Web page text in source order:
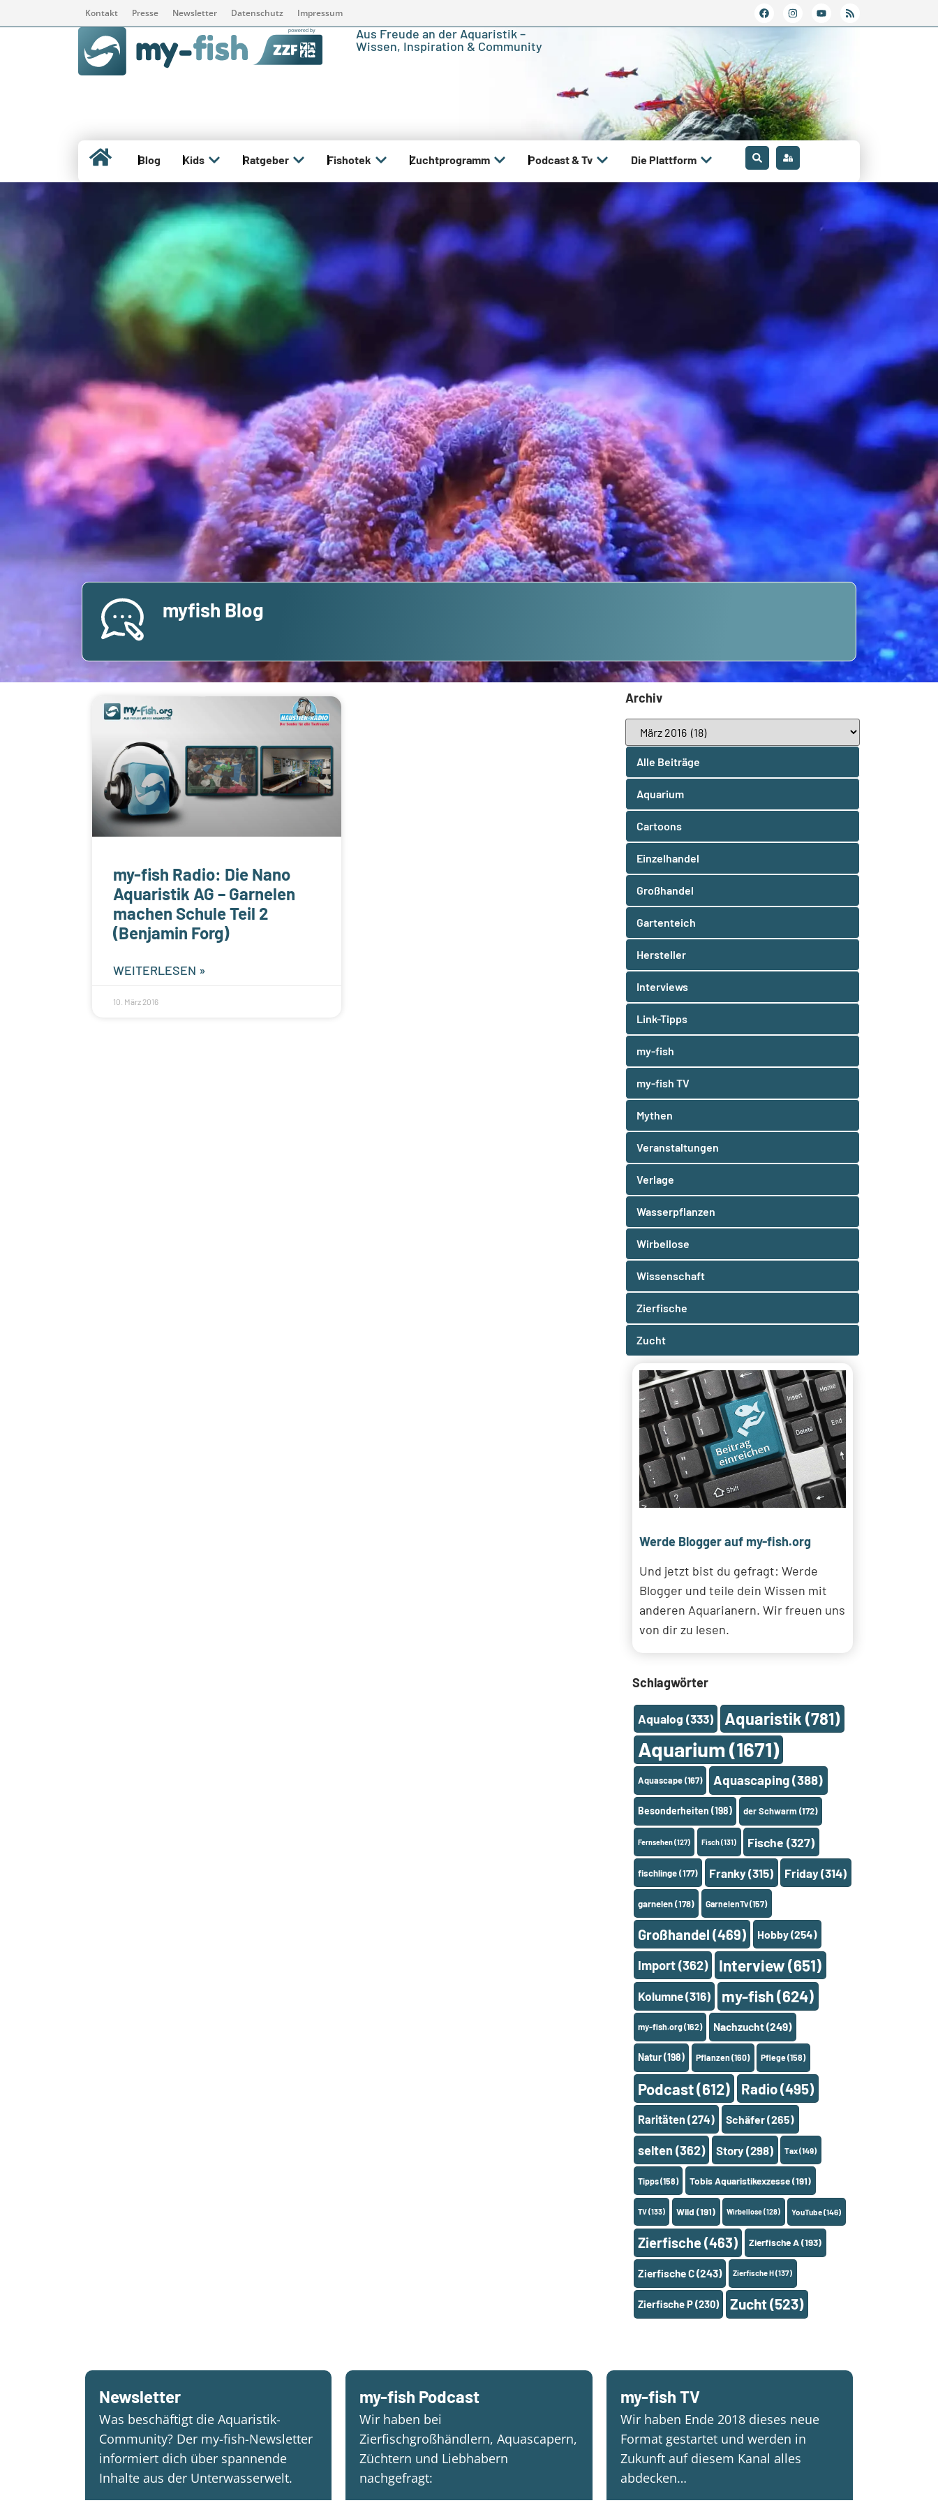
Kontakt Presse Newsletter Datenschutz Impressum
Aus Freude an der Aquaristik –
Wissen, Inspiration & Community
Blog Kids Ratgeber Fishotek Zuchtprogramm Podcast & Tv Die Plattform
myfish Blog
my-fish Radio: Die Nano
Aquaristik AG – Garnelen
machen Schule Teil 2
(Benjamin Forg)
WEITERLESEN »
10. März 2016
Archiv
Alle Beiträge
Aquarium
Cartoons
Einzelhandel
Großhandel
Gartenteich
Hersteller
Interviews
Link-Tipps
my-fish
my-fish TV
Mythen
Veranstaltungen
Verlage
Wasserpflanzen
Wirbellose
Wissenschaft
Zierfische
Zucht
Werde Blogger auf my-fish.org
Und jetzt bist du gefragt: Werde
Blogger und teile dein Wissen mit
anderen Aquarianern. Wir freuen uns
von dir zu lesen.
Schlagwörter
Aqualog (333) Aquaristik (781)
Aquarium (1671)
Aquascape(167) Aquascaping(388)
Besonderheiten (198) der Schwarm(172)
Fernsehen(127) Fisch(131) Fische (327)
fischlinge(177) Franky(315) Friday(314)
garnelen(178) GarnelenTv(157)
Großhandel (469) Hobby(254)
Import(362) Interview(651)
Kolumne(316) my-fish(624)
my-fish.org(162) Nachzucht(249)
Natur(198) Pflanzen(160) Pflege(158)
Podcast(612) Radio(495)
Raritäten (274) Schäfer(265)
selten (362) Story (298) Tax(149)
Tipps(158) Tobis Aquaristikexzesse(191)
TV(133) Wild (191) Wirbellose(128) YouTube(146)
Zierfische(463) Zierfische A(193)
Zierfische C(243) Zierfische H(137)
Zierfische P(230) Zucht(523)
Newsletter
Was beschäftigt die Aquaristik-
Community? Der my-fish-Newsletter
informiert dich über spannende
Inhalte aus der Unterwasserwelt.
my-fish Podcast
Wir haben bei
Zierfischgroßhändlern, Aquascapern,
Züchtern und Liebhabern
nachgefragt:
my-fish TV
Wir haben Ende 2018 dieses neue
Format gestartet und werden in
Zukunft auf diesem Kanal alles
abdecken…